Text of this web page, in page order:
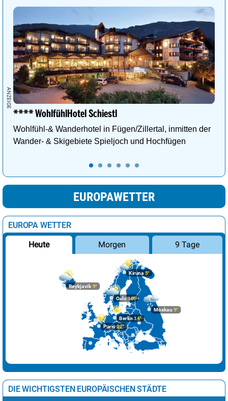
**** WohlfühlHotel Schiestl
Wohlfühl-& Wanderhotel in Fügen/Zillertal, inmitten der
Wander- & Skigebiete Spieljoch und Hochfügen
EUROPAWETTER
EUROPA WETTER
Heute Morgen 9 Tage
Kiruna 5°
Paris22°
Moskau 9°
Oslo10°
Berlin14°
Reykjavik 9°
DIE WICHTIGSTEN EUROPÄISCHEN STÄDTE